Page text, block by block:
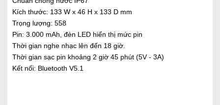
Kích thước: 133 W x 46 H x 133 D mm
Trọng lượng: 558
Pin: 3.000 mAh, đèn LED hiển thị mức pin
Thời gian nghe nhạc lên đến 18 giờ.
Thời gian sạc pin khoảng 2 giờ 45 phút (5V - 3A)
Kết nối: Bluetooth V5.1